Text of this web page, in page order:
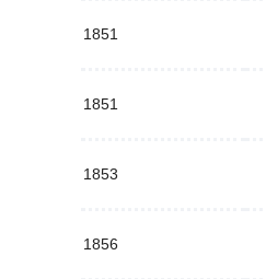
1851
1851
1853
1856